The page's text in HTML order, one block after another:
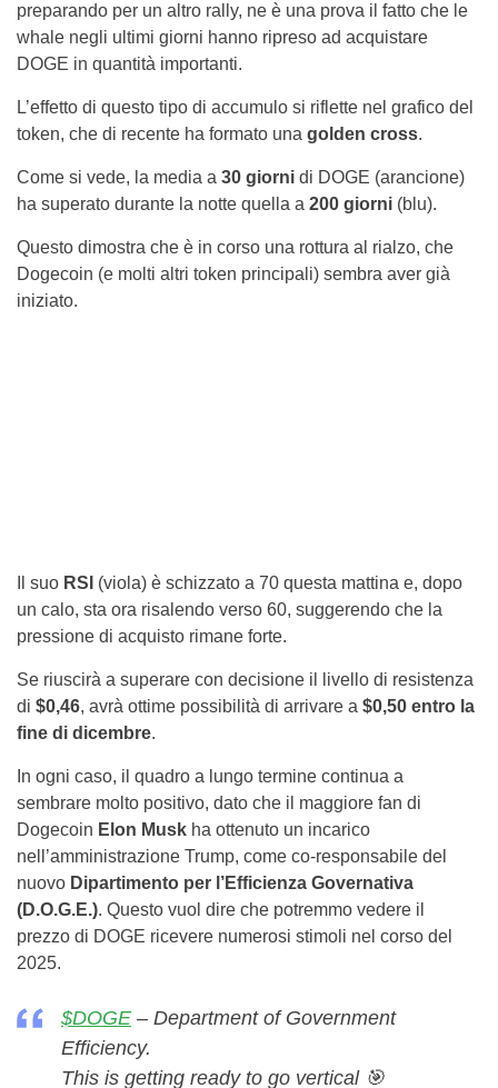
preparando per un altro rally, ne è una prova il fatto che le
whale negli ultimi giorni hanno ripreso ad acquistare
DOGE in quantità importanti.
L’effetto di questo tipo di accumulo si riflette nel grafico del
token, che di recente ha formato una golden cross.
Come si vede, la media a 30 giorni di DOGE (arancione)
ha superato durante la notte quella a 200 giorni (blu).
Questo dimostra che è in corso una rottura al rialzo, che
Dogecoin (e molti altri token principali) sembra aver già
iniziato.
Il suo RSI (viola) è schizzato a 70 questa mattina e, dopo
un calo, sta ora risalendo verso 60, suggerendo che la
pressione di acquisto rimane forte.
Se riuscirà a superare con decisione il livello di resistenza
di $0,46, avrà ottime possibilità di arrivare a $0,50 entro la
fine di dicembre.
In ogni caso, il quadro a lungo termine continua a
sembrare molto positivo, dato che il maggiore fan di
Dogecoin Elon Musk ha ottenuto un incarico
nell’amministrazione Trump, come co-responsabile del
nuovo Dipartimento per l’Efficienza Governativa
(D.O.G.E.). Questo vuol dire che potremmo vedere il
prezzo di DOGE ricevere numerosi stimoli nel corso del
2025.
$DOGE – Department of Government
Efficiency.
This is getting ready to go vertical 🎯